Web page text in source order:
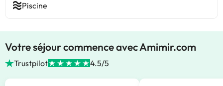
Piscine
Votre séjour commence avec Amimir.com
Trustpilot 4.5/5